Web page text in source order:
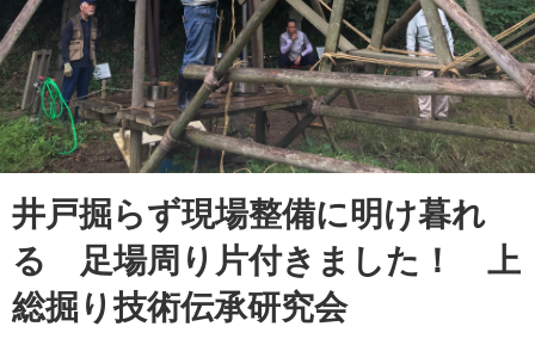
井戸掘らず現場整備に明け暮れ
る 足場周り片付きました！ 上
総掘り技術伝承研究会